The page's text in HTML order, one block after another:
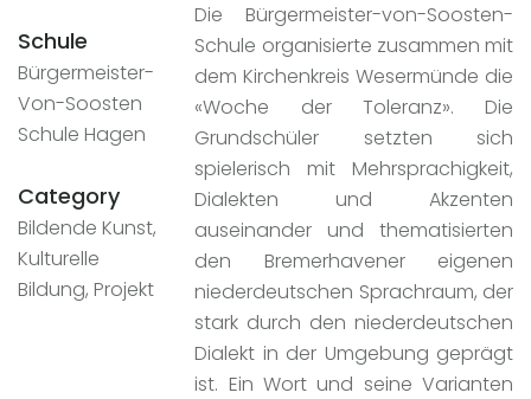
Schule
Bürgermeister-
Von-Soosten
Schule Hagen
Category
Bildende Kunst,
Kulturelle
Bildung, Projekt
Die Bürgermeister-von-Soosten-
Schule organisierte zusammen mit
dem Kirchenkreis Wesermünde die
«Woche der Toleranz». Die
Grundschüler setzten sich
spielerisch mit Mehrsprachigkeit,
Dialekten und Akzenten
auseinander und thematisierten
den Bremerhavener eigenen
niederdeutschen Sprachraum, der
stark durch den niederdeutschen
Dialekt in der Umgebung geprägt
ist. Ein Wort und seine Varianten